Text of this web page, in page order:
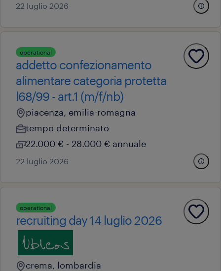
22 luglio 2026
operational
addetto confezionamento
alimentare categoria protetta
l68/99 - art.1 (m/f/nb)
piacenza, emilia-romagna
tempo determinato
22.000 € - 28.000 € annuale
22 luglio 2026
operational
recruiting day 14 luglio 2026
crema, lombardia